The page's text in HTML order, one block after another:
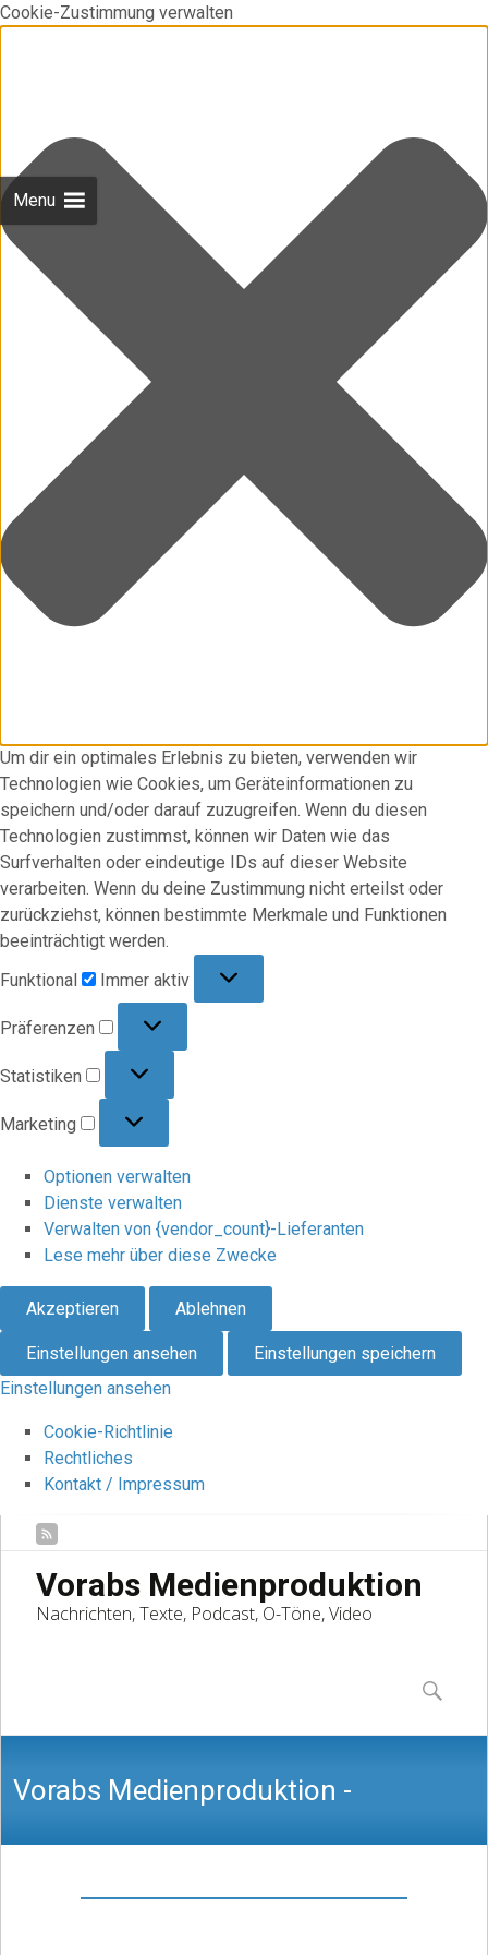
Cookie-Zustimmung verwalten
Um dir ein optimales Erlebnis zu bieten, verwenden wir
Technologien wie Cookies, um Geräteinformationen zu
speichern und/oder darauf zuzugreifen. Wenn du diesen
Technologien zustimmst, können wir Daten wie das
Surfverhalten oder eindeutige IDs auf dieser Website
verarbeiten. Wenn du deine Zustimmung nicht erteilst oder
zurückziehst, können bestimmte Merkmale und Funktionen
beeinträchtigt werden.
Funktional
Immer aktiv
Präferenzen
Statistiken
Marketing
Optionen verwalten
Dienste verwalten
Verwalten von {vendor_count}-Lieferanten
Lese mehr über diese Zwecke
Akzeptieren Ablehnen
Einstellungen ansehen
Einstellungen speichern
Einstellungen ansehen
Cookie-Richtlinie
Rechtliches
Kontakt / Impressum
Vorabs Medienproduktion
Nachrichten, Texte, Podcast, O-Töne, Video
Menu
content
Suchen
nach:
Vorabs Medienproduktion -
Nachrichten, Texte, Podcast, O-Töne,